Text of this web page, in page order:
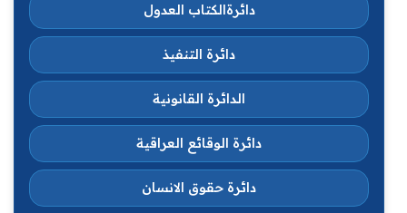
دائرةالكتاب العدول
دائرة التنفيذ
الدائرة القانونية
دائرة الوقائع العراقية
دائرة حقوق الانسان